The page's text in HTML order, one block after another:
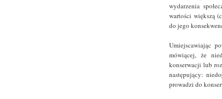
wydarzenia
wartości większą
do jego
Umiejscawiając
mówiącej, że
konserwacji lub
następujący:
prowadzi do